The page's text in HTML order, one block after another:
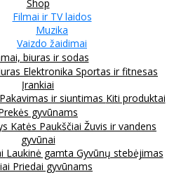
Shop
Filmai ir TV laidos
Muzika
Vaizdo žaidimai
biuras ir sodas
Elektronika Sportas ir fitnesas
Įrankiai
Pakavimas ir siuntimas Kiti produktai
gyvūnams
Katės Paukščiai Žuvis ir vandens
gyvūnai
Laukinė gamta Gyvūnų stebėjimas
Priedai gyvūnams